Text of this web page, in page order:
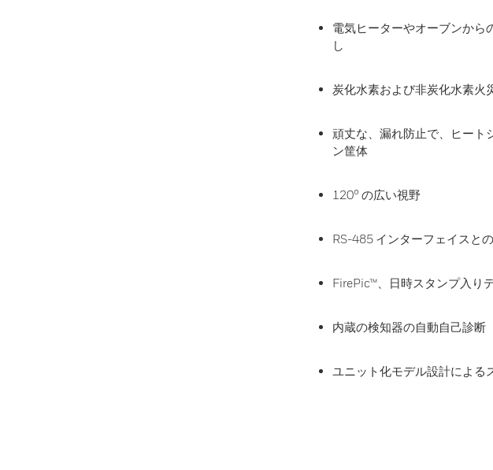
電気ヒーターやオーブンから
し
炭化水素および非炭化水素火
頑丈な、漏れ防止で、ヒート
ン筐体
120° の広い視野
RS-485 インターフェイスと
FirePic™、日時スタンプ入り
内蔵の検知器の自動自己診断
ユニット化モデル設計による